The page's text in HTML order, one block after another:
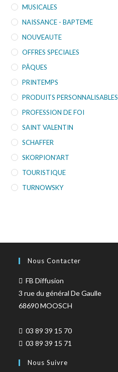
MUSICALES
NAISSANCE - BAPTEME
NOUVEAUTE
OFFRES SPECIALES
PÂQUES
PRINTEMPS
PRODUITS PERSONNALISABLES
PROFESSION DE FOI
SAINT VALENTIN
SCHAFFER
SKORPION'ART
TOURISTIQUE
TURNOWSKY
Nous Contacter
FB Diffusion
3 rue du général De Gaulle
68690 MOOSCH
03 89 39 15 70
03 89 39 15 71
Nous Suivre